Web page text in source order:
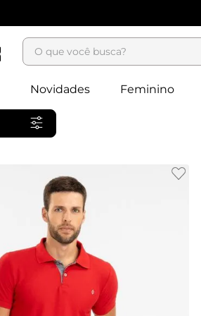
O que você busca?
Novidades Feminino